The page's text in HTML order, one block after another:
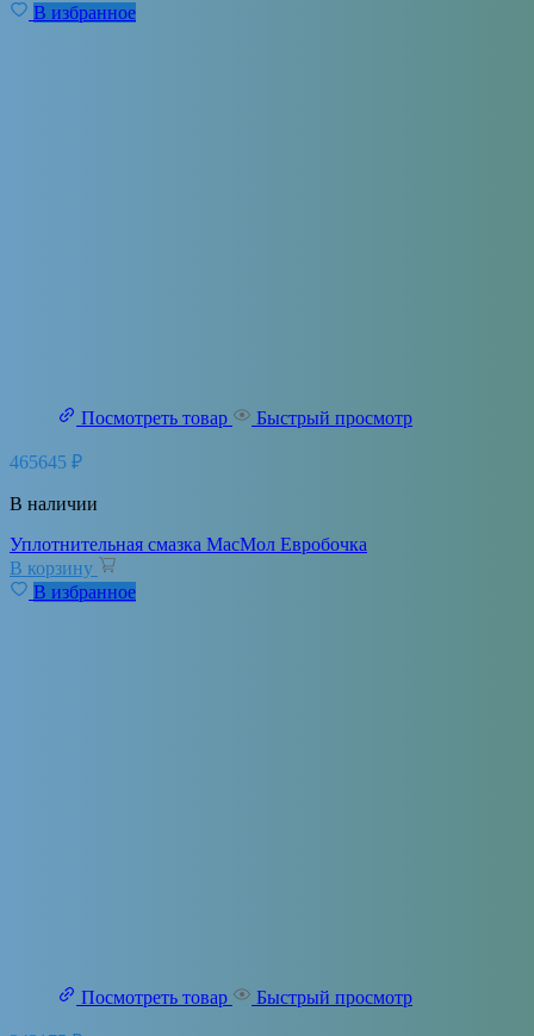
В избранное
Посмотреть товар Быстрый просмотр
465645 ₽
В наличии
Уплотнительная смазка МасМол Евробочка
В корзину
В избранное
Посмотреть товар Быстрый просмотр